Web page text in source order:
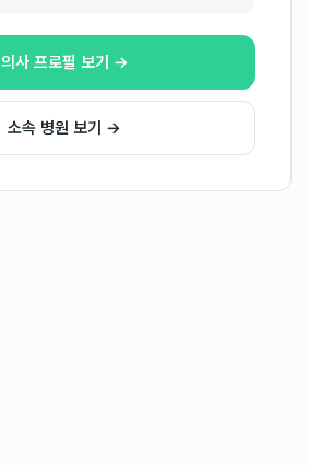
의사 프로필 보기 →
소속 병원 보기 →